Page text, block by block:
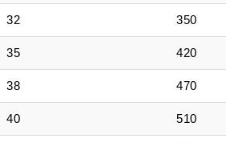
32 350
35 420
38 470
40 510